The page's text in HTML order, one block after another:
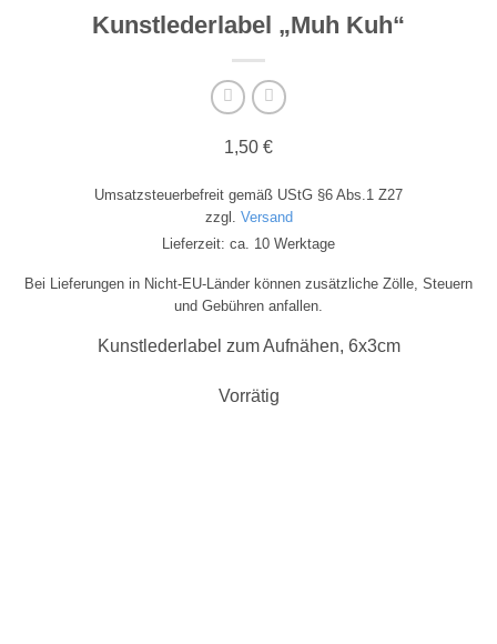
Kunstlederlabel „Muh Kuh“
1,50 €
Umsatzsteuerbefreit gemäß UStG §6 Abs.1 Z27
zzgl. Versand
Lieferzeit: ca. 10 Werktage
Bei Lieferungen in Nicht-EU-Länder können zusätzliche Zölle, Steuern
und Gebühren anfallen.
Kunstlederlabel zum Aufnähen, 6x3cm
Vorrätig